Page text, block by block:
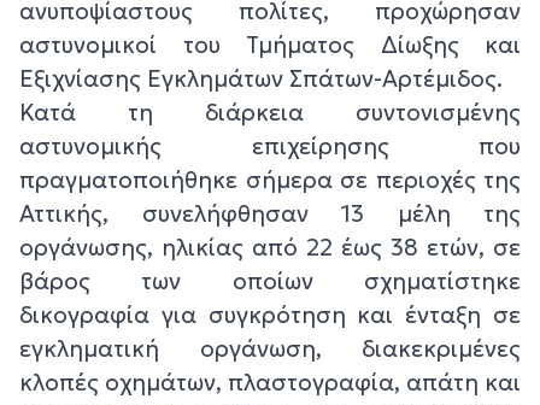
ανυποψίαστους πολίτες, προχώρησαν
αστυνομικοί του Τμήματος Δίωξης και
Εξιχνίασης Εγκλημάτων Σπάτων-Αρτέμιδος.
Κατά τη διάρκεια συντονισμένης
αστυνομικής επιχείρησης που
πραγματοποιήθηκε σήμερα σε περιοχές της
Αττικής, συνελήφθησαν 13 μέλη της
οργάνωσης, ηλικίας από 22 έως 38 ετών, σε
βάρος των οποίων σχηματίστηκε
δικογραφία για συγκρότηση και ένταξη σε
εγκληματική οργάνωση, διακεκριμένες
κλοπές οχημάτων, πλαστογραφία, απάτη και